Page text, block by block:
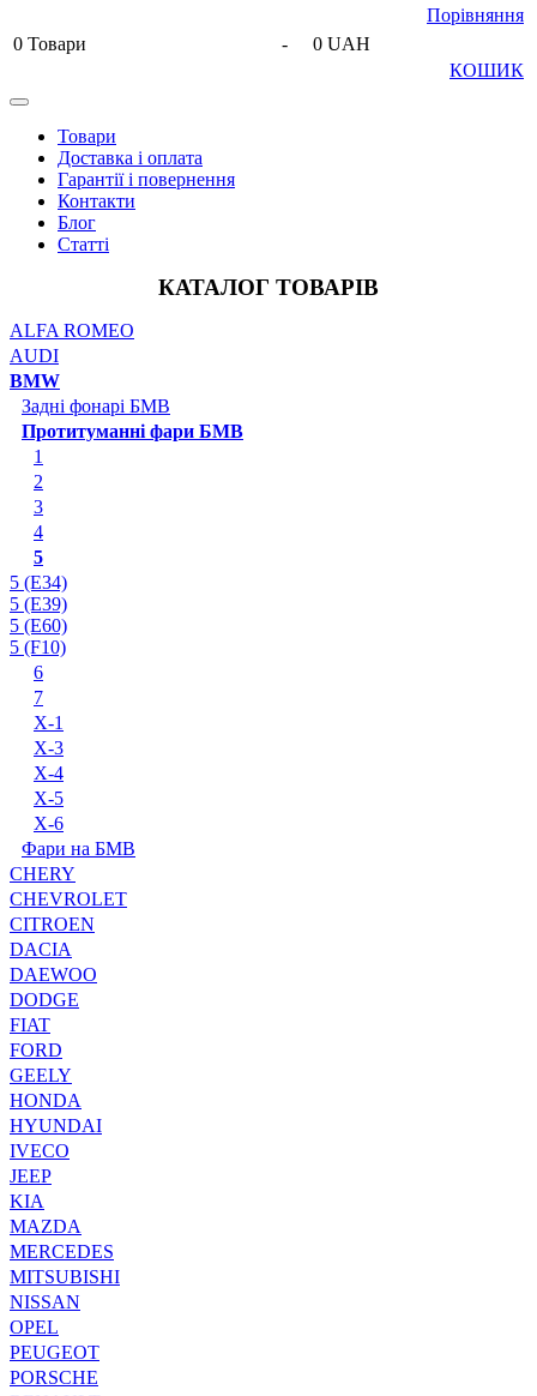
Порівняння
0 Товари -
0 UAH
КОШИК
Товари
Доставка і оплата
Гарантії і повернення
Контакти
Блог
Статті
КАТАЛОГ ТОВАРІВ
ALFA ROMEO
AUDI
BMW
Задні фонарі БМВ
Протитуманні фари БМВ
1
2
3
4
5
5 (E34)
5 (E39)
5 (E60)
5 (F10)
6
7
X-1
X-3
X-4
X-5
X-6
Фари на БМВ
CHERY
CHEVROLET
CITROEN
DACIA
DAEWOO
DODGE
FIAT
FORD
GEELY
HONDA
HYUNDAI
IVECO
JEEP
KIA
MAZDA
MERCEDES
MITSUBISHI
NISSAN
OPEL
PEUGEOT
PORSCHE